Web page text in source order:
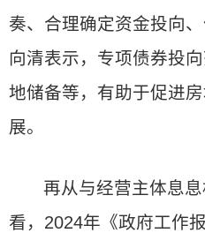
奏、合理确定资金投向
向清表示，专项债券投
地储备等，有助于促进
展。
再从与经营主体息
看，2024年《政府工作